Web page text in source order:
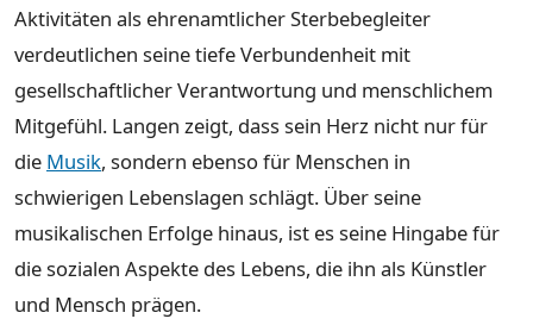
Aktivitäten als ehrenamtlicher Sterbebegleiter
verdeutlichen seine tiefe Verbundenheit mit
gesellschaftlicher Verantwortung und menschlichem
Mitgefühl. Langen zeigt, dass sein Herz nicht nur für
die Musik, sondern ebenso für Menschen in
schwierigen Lebenslagen schlägt. Über seine
musikalischen Erfolge hinaus, ist es seine Hingabe für
die sozialen Aspekte des Lebens, die ihn als Künstler
und Mensch prägen.